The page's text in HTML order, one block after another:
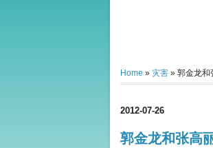
Home » 灾害 » 郭金龙和
2012-07-26
郭金龙和张高